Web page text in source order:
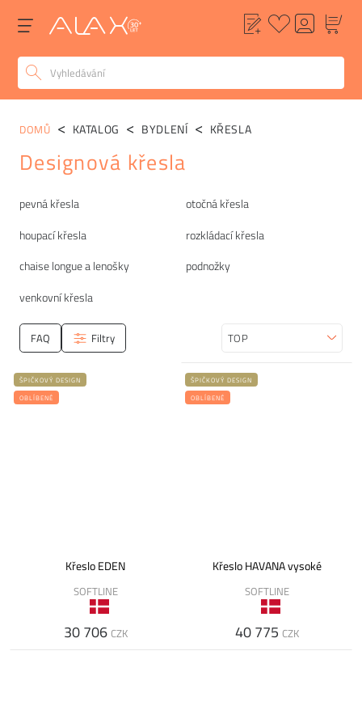
Kategorie
pevná křesla
otočná křesla
houpací křesla
rozkládací křesla
chaise longue a lenošky
podnožky
venkovní křesla
DOMŮ KATALOG BYDLENÍ KŘESLA
Designová křesla
FAQ Filtry Seřadit
ŠPIČKOVÝ DESIGN
OBLÍBENÉ
Křeslo EDEN
SOFTLINE
30 706 CZK
ŠPIČKOVÝ DESIGN
OBLÍBENÉ
Křeslo HAVANA vysoké
SOFTLINE
40 775 CZK